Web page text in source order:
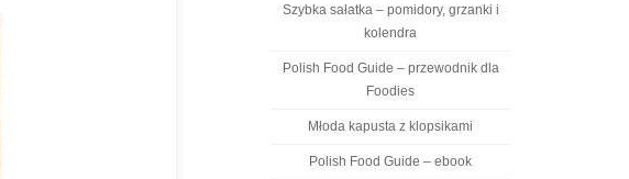
Szybka sałatka – pomidory, grzanki i
kolendra
Polish Food Guide – przewodnik dla
Foodies
Młoda kapusta z klopsikami
Polish Food Guide – ebook